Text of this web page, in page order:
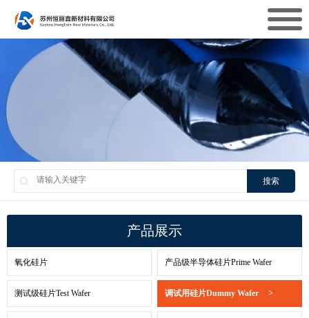
搜索
产品展示
氧化硅片 产品级半导体硅片Prime Wafer
测试级硅片Test Wafer 调试用硅片Dummy Wafer >